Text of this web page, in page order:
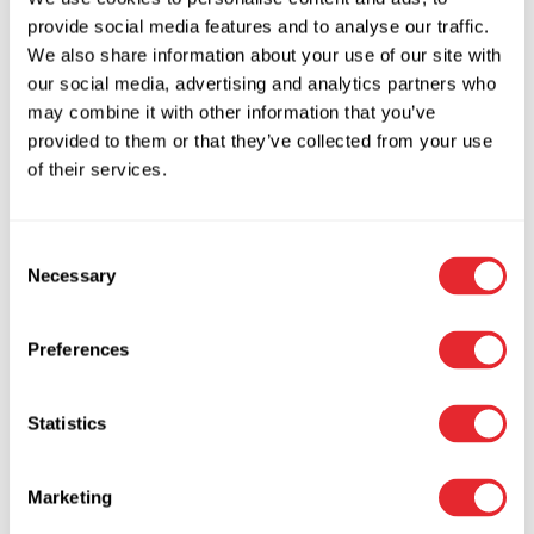
provide social media features and to analyse our traffic.
We also share information about your use of our site with
our social media, advertising and analytics partners who
may combine it with other information that you’ve
provided to them or that they’ve collected from your use
of their services.
Selection
Necessary
Preferences
Statistics
Marketing
Tilføj til Wishlist
Brandsikkert pengeskab
inkl. moms
Ekskl. moms